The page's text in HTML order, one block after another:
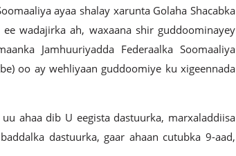
ayaa shalay xarunta Golaha Shacabka
wadajirka ah, waxaana shir guddoominayey
Jamhuuriyadda Federaalka Soomaaliya
oo ay wehliyaan guddoomiye ku xigeennada
ahaa dib U eegista dastuurka, marxaladdiisa
dastuurka, gaar ahaan cutubka 9-aad,